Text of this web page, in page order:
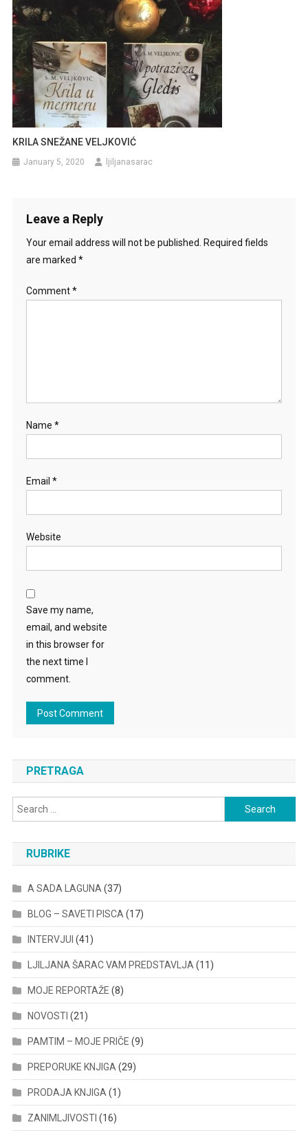
KRILA SNEŽANE VELJKOVIĆ
January 5, 2020 ljiljanasarac
Leave a Reply
Your email address will not be published. Required fields
are marked *
Comment*
Name *
Email *
Website
Save my name,
email, and website
in this browser for
the next time I
comment.
PRETRAGA
Search
for:
RUBRIKE
A SADA LAGUNA(37)
BLOG – SAVETI PISCA(17)
INTERVJUI (41)
LJILJANA ŠARAC VAM PREDSTAVLJA(11)
MOJE REPORTAŽE (8)
NOVOSTI (21)
PAMTIM – MOJE PRIČE (9)
PREPORUKE KNJIGA(29)
PRODAJA KNJIGA(1)
ZANIMLJIVOSTI (16)